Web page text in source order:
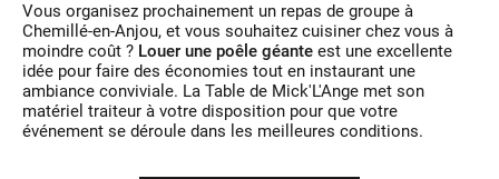
Vous organisez prochainement un repas de groupe à
Chemillé-en-Anjou, et vous souhaitez cuisiner chez vous à
moindre coût ? Louer une poêle géante est une excellente
idée pour faire des économies tout en instaurant une
ambiance conviviale. La Table de Mick'L'Ange met son
matériel traiteur à votre disposition pour que votre
événement se déroule dans les meilleures conditions.